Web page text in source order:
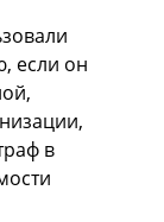
если он
в